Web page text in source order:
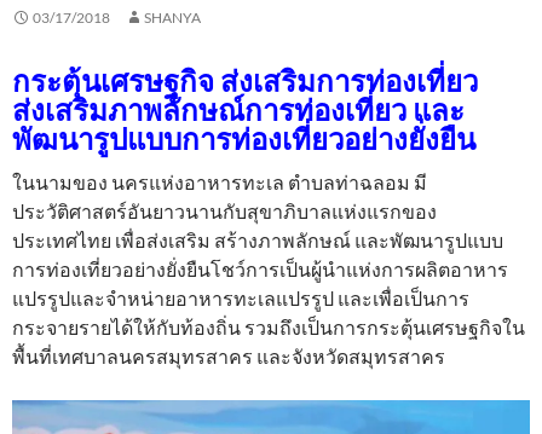
03/17/2018 SHANYA
กระตุ้นเศรษฐกิจ ส่งเสริมการท่องเที่ยว
ส่งเสริมภาพลักษณ์การท่องเที่ยว และ
พัฒนารูปแบบการท่องเที่ยวอย่างยั่งยืน
ในนามของ นครแห่งอาหารทะเล ตำบลท่าฉลอม มี
ประวัติศาสตร์อันยาวนานกับสุขาภิบาลแห่งแรกของ
ประเทศไทย เพื่อส่งเสริม สร้างภาพลักษณ์ และพัฒนารูปแบบ
การท่องเที่ยวอย่างยั่งยืนโชว์การเป็นผู้นำแห่งการผลิตอาหาร
แปรรูปและจำหน่ายอาหารทะเลแปรรูป และเพื่อเป็นการ
กระจายรายได้ให้กับท้องถิ่น รวมถึงเป็นการกระตุ้นเศรษฐกิจใน
พื้นที่เทศบาลนครสมุทรสาคร และจังหวัดสมุทรสาคร